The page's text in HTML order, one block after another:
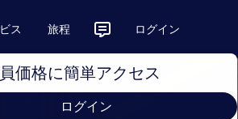
ス 旅程 ログイン
価格に簡単アクセス
ログイン